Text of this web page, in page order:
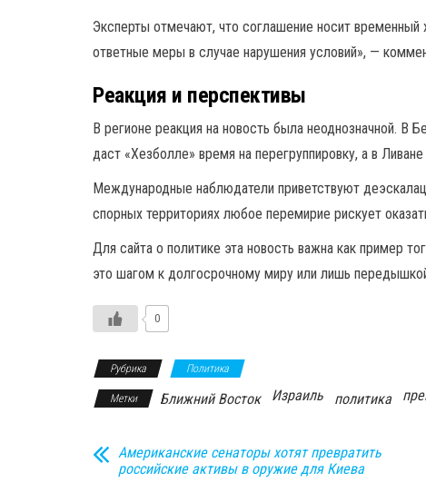
Эксперты отмечают, что соглашение носит
ответные меры в случае нарушения условий», —
Реакция и перспективы
В регионе реакция на новость была неоднозначной. В
даст «Хезболле» время на перегруппировку, а в
Международные наблюдатели приветствуют
спорных территориях любое перемирие рискует
Для сайта о политике эта новость важна как пример
это шагом к долгосрочному миру или лишь
0
Рубрика Политика
Метки Ближний Восток Израиль политика
Американские сенаторы хотят превратить
российские активы в оружие для Киева